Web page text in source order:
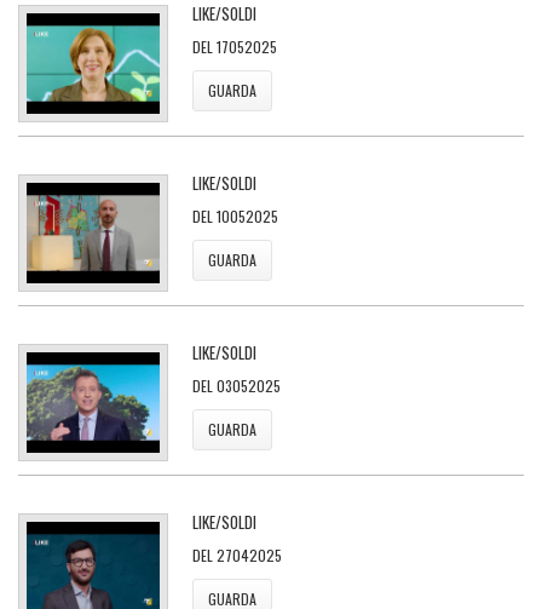
LIKE/SOLDI
DEL 17052025
GUARDA
LIKE/SOLDI
DEL 10052025
GUARDA
LIKE/SOLDI
DEL 03052025
GUARDA
LIKE/SOLDI
DEL 27042025
GUARDA